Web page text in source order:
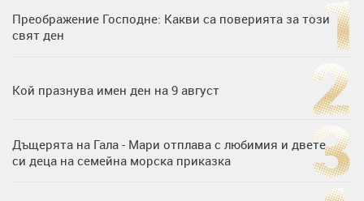
Преображение Господне: Какви са поверията за този
свят ден
Кой празнува имен ден на 9 август
Дъщерята на Гала - Мари отплава с любимия и двете
си деца на семейна морска приказка